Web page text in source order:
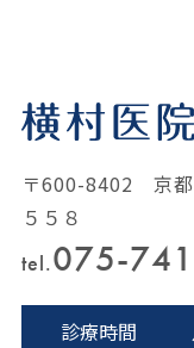
〒600-8402 京都
５５８
tel.075-
診療時間